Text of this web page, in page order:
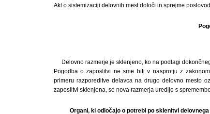
Akt o sistemizaciji delovnih mest določi in sprejme
Delovno razmerje je sklenjeno, ko na podlagi
Pogodba o zaposlitvi ne sme biti v nasprotju z
primeru razporeditve delavca na drugo delovno mesto
zaposlitvi sklenjena, se nova razmerja uredijo s
Organi, ki odločajo o potrebi po sklenitvi